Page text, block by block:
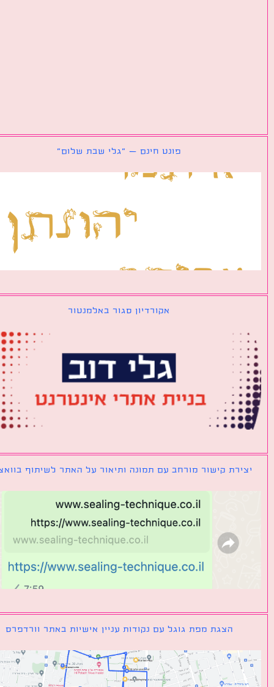
פונט חינם – ״גלי שבת שלום״
אקורדיון סגור באלמנטור
קישור מורחב עם תמונה ותיאור על האתר לשיתוף בוואצאפ
הצגת מפת גוגל עם נקודות עניין אישיות באתר וורדפרס